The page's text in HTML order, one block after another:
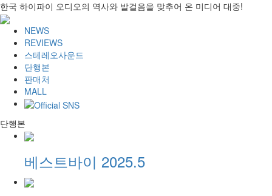
한국 하이파이 오디오의 역사와 발걸음을 맞추어 온 미디어 대중!
NEWS
REVIEWS
스테레오사운드
단행본
판매처
MALL
단행본
베스트바이 2025.5